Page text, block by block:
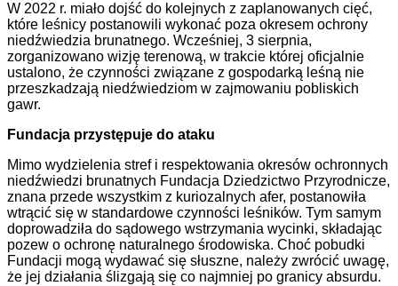
W 2022 r. miało dojść do kolejnych z zaplanowanych cięć,
które leśnicy postanowili wykonać poza okresem ochrony
niedźwiedzia brunatnego. Wcześniej, 3 sierpnia,
zorganizowano wizję terenową, w trakcie której oficjalnie
ustalono, że czynności związane z gospodarką leśną nie
przeszkadzają niedźwiedziom w zajmowaniu pobliskich
gawr.
Fundacja przystępuje do ataku
Mimo wydzielenia stref i respektowania okresów ochronnych
niedźwiedzi brunatnych Fundacja Dziedzictwo Przyrodnicze,
znana przede wszystkim z kuriozalnych afer, postanowiła
wtrącić się w standardowe czynności leśników. Tym samym
doprowadziła do sądowego wstrzymania wycinki, składając
pozew o ochronę naturalnego środowiska. Choć pobudki
Fundacji mogą wydawać się słuszne, należy zwrócić uwagę,
że jej działania ślizgają się co najmniej po granicy absurdu.